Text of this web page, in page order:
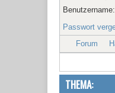
Benutzername:
Passwort
Forum
THEMA: